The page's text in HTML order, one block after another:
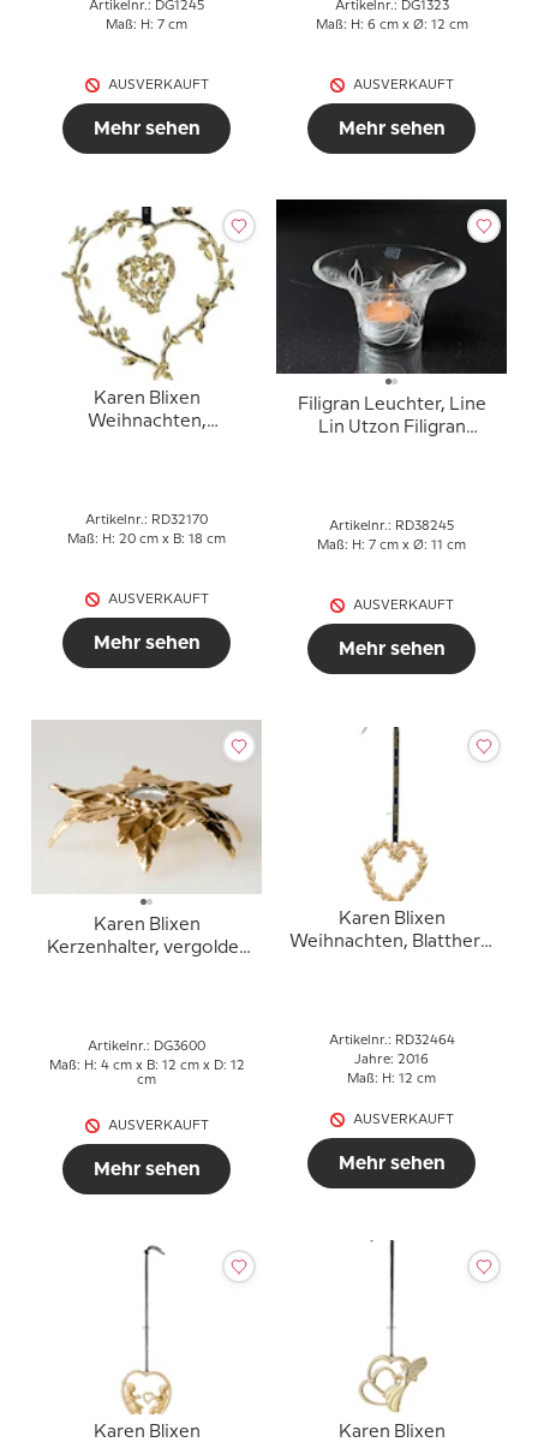
Artikelnr.: DG1245
Maß: H: 7 cm
AUSVERKAUFT
Mehr sehen
Artikelnr.: DG1323
Maß: H: 6 cm x Ø: 12 cm
AUSVERKAUFT
Mehr sehen
Karen Blixen
Weihnachten,
Artikelnr.: RD32170
Maß: H: 20 cm x B: 18 cm
AUSVERKAUFT
Mehr sehen
Filigran Leuchter, Line
Lin Utzon Filigran
Artikelnr.: RD38245
Maß: H: 7 cm x Ø: 11 cm
AUSVERKAUFT
Mehr sehen
Karen Blixen
Kerzenhalter, vergoldet
Artikelnr.: DG3600
Maß: H: 4 cm x B: 12 cm x D: 12
cm
AUSVERKAUFT
Mehr sehen
Karen Blixen
Weihnachten, Blattherz,
Artikelnr.: RD32464
Jahre: 2016
Maß: H: 12 cm
AUSVERKAUFT
Mehr sehen
Karen Blixen
Karen Blixen